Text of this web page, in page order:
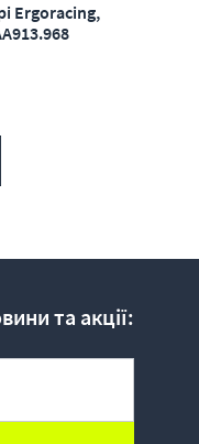
Ergoracing,
та акції: